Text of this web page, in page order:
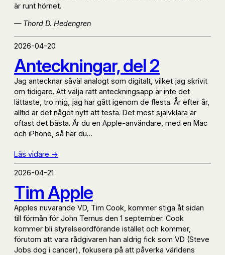
är runt hörnet.
— Thord D. Hedengren
2026-04-20
Anteckningar, del 2
Jag antecknar såväl analogt som digitalt, vilket jag skrivit
om tidigare. Att välja rätt anteckningsapp är inte det
lättaste, tro mig, jag har gått igenom de flesta. År efter år,
alltid är det något nytt att testa. Det mest självklara är
oftast det bästa. Är du en Apple-användare, med en Mac
och iPhone, så har du…
Läs vidare ->
2026-04-21
Tim Apple
Apples nuvarande VD, Tim Cook, kommer stiga åt sidan
till förmån för John Ternus den 1 september. Cook
kommer bli styrelseordförande istället och kommer,
förutom att vara rådgivaren han aldrig fick som VD (Steve
Jobs dog i cancer), fokusera på att påverka världens